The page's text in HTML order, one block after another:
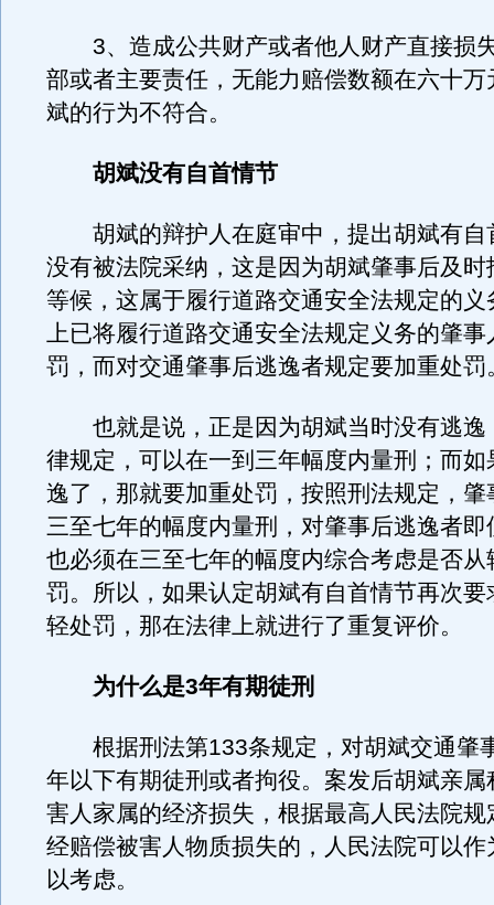
3、造成公共财产或者他人财产直接损
部或者主要责任，无能力赔偿数额在六十万
斌的行为不符合。
胡斌没有自首情节
胡斌的辩护人在庭审中，提出胡斌有自
没有被法院采纳，这是因为胡斌肇事后及时
等候，这属于履行道路交通安全法规定的义
上已将履行道路交通安全法规定义务的肇事
罚，而对交通肇事后逃逸者规定要加重处罚
也就是说，正是因为胡斌当时没有逃逸
律规定，可以在一到三年幅度内量刑；而如
逸了，那就要加重处罚，按照刑法规定，肇
三至七年的幅度内量刑，对肇事后逃逸者即
也必须在三至七年的幅度内综合考虑是否从
罚。所以，如果认定胡斌有自首情节再次要
轻处罚，那在法律上就进行了重复评价。
为什么是3年有期徒刑
根据刑法第133条规定，对胡斌交通肇
年以下有期徒刑或者拘役。案发后胡斌亲属
害人家属的经济损失，根据最高人民法院规
经赔偿被害人物质损失的，人民法院可以作
以考虑。